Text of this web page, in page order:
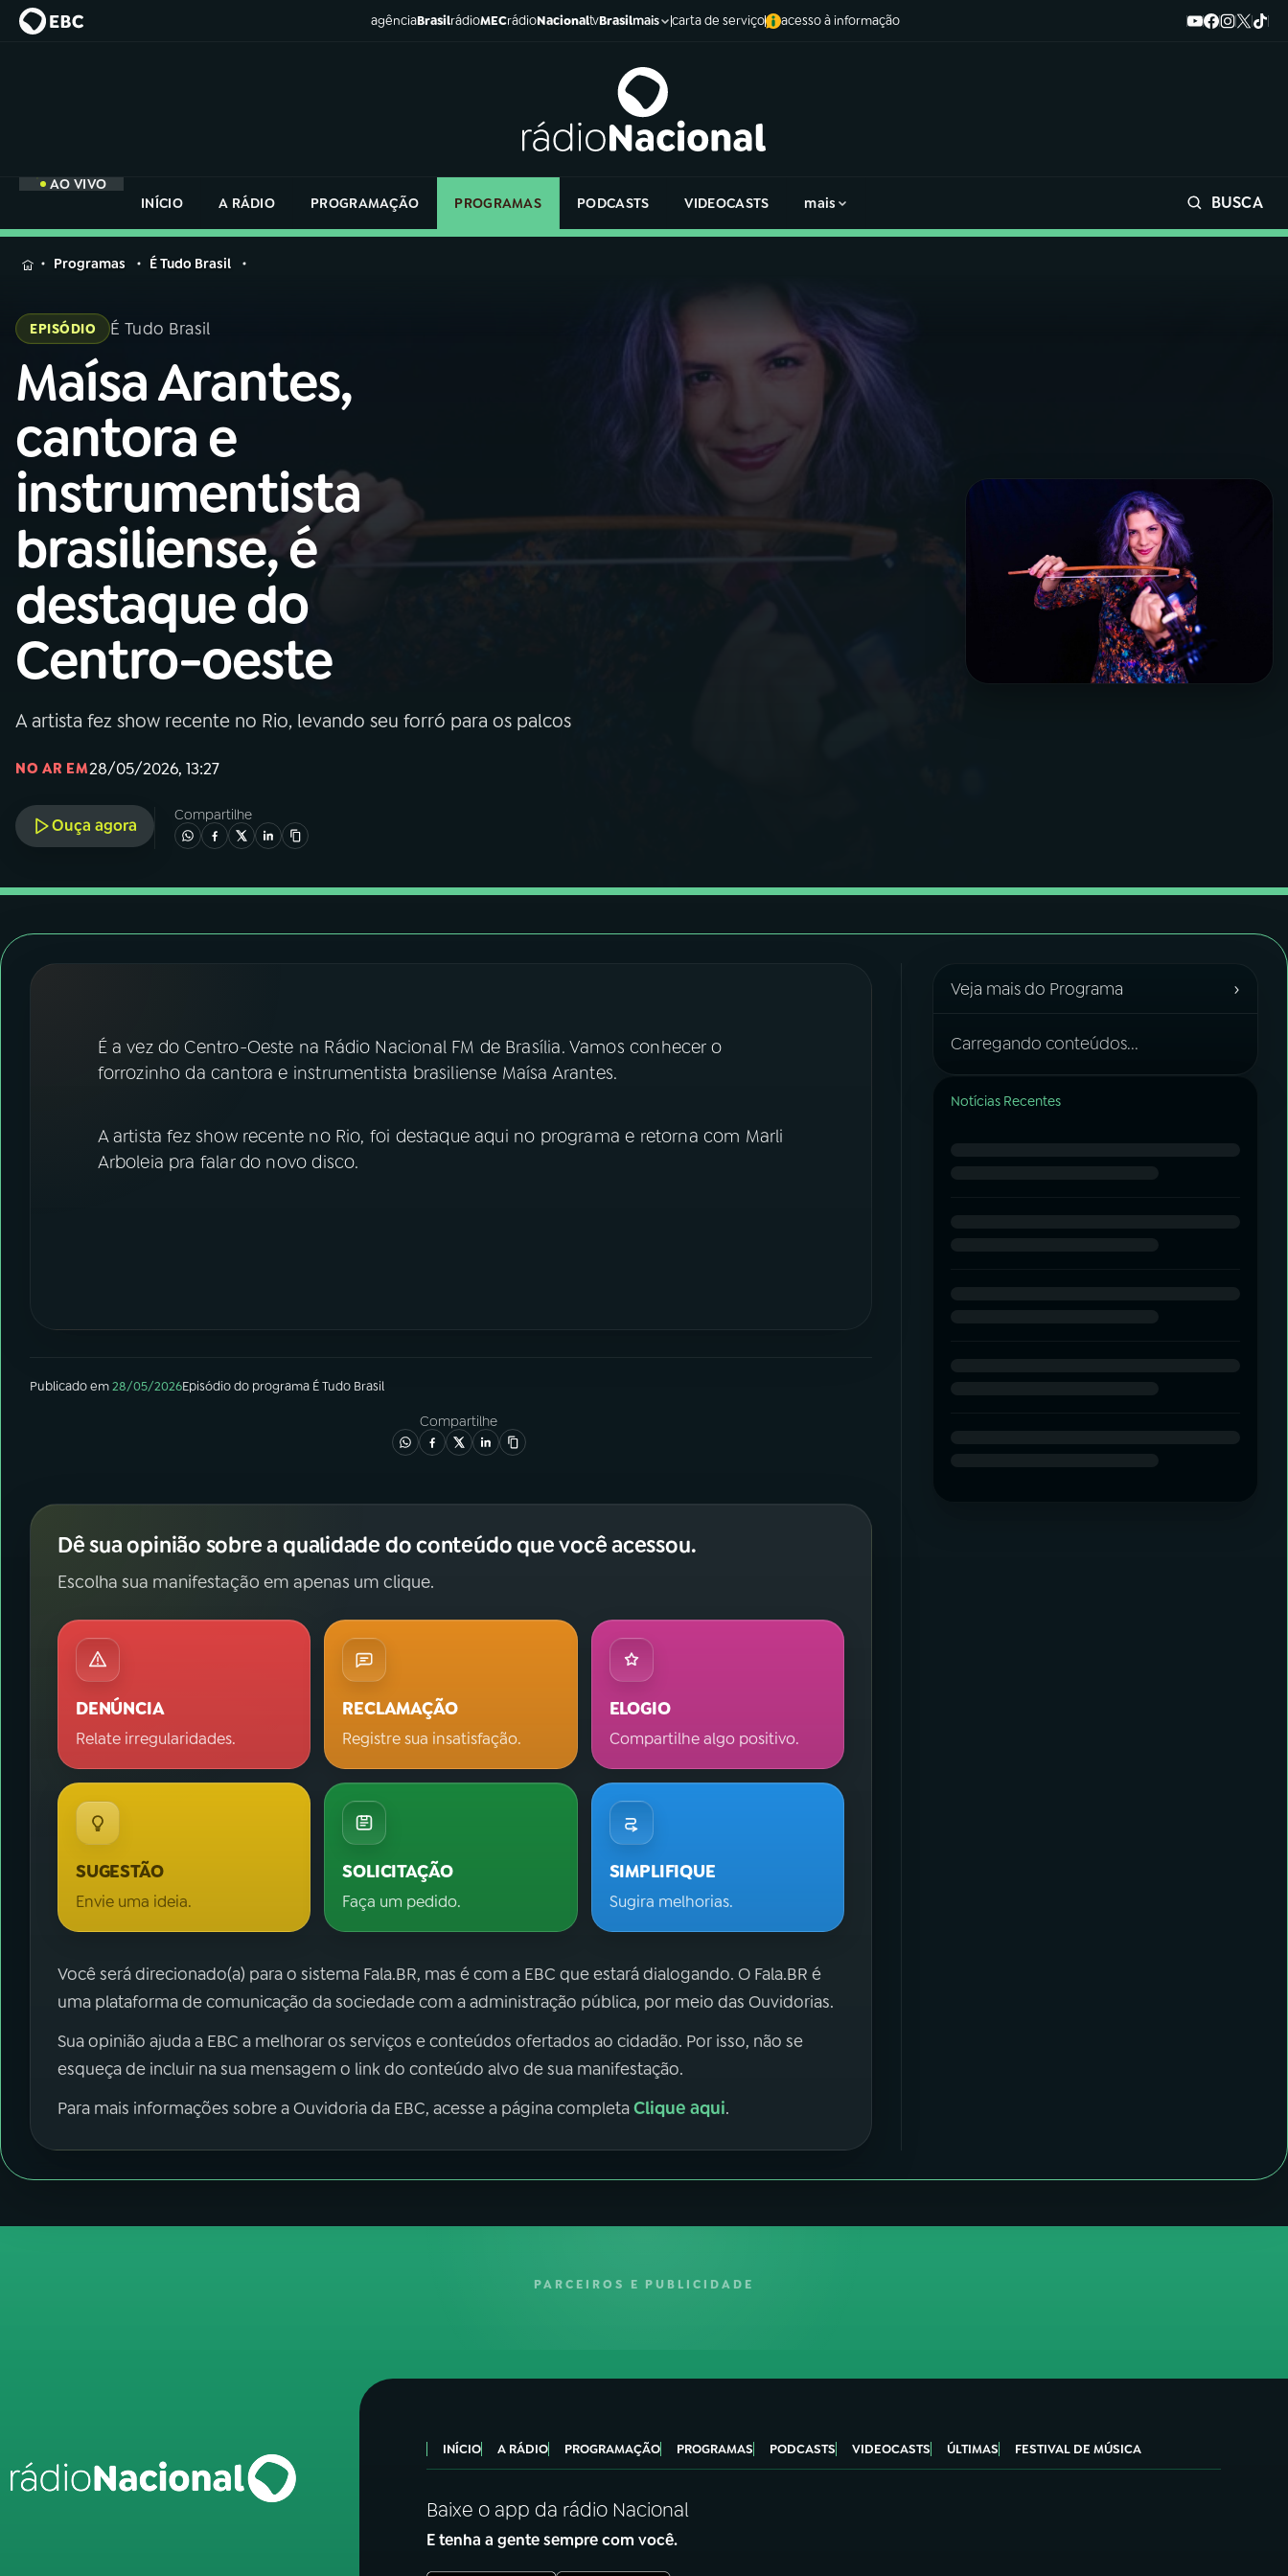
agênciaBrasilrádioMECrádioNacionaltvBrasilmais carta de serviço acesso à informação
AO VIVO
INÍCIO
A RÁDIO PROGRAMAÇÃO PROGRAMAS PODCASTS VIDEOCASTS mais BUSCA
MENU
Buscar
na
Rádio
Nacional
01INÍCIO
02A RÁDIO
03PROGRAMAÇÃO
04PROGRAMAS
Instagram X
na
Rádio
Programas É Tudo Brasil
EPISÓDIO É Tudo Brasil
Maísa Arantes,
cantora e
instrumentista
brasiliense, é
destaque do
Centro-oeste
A artista fez show recente no Rio, levando seu forró para os palcos
NO AR EM28/05/2026, 13:27
Ouça agora
Compartilhe
É a vez do Centro-Oeste na Rádio Nacional FM de Brasília. Vamos conhecer o
forrozinho da cantora e instrumentista brasiliense Maísa Arantes.
A artista fez show recente no Rio, foi destaque aqui no programa e retorna com Marli
Arboleia pra falar do novo disco.
Publicado em28/05/2026Episódiodo programa É Tudo Brasil
Compartilhe
Dê sua opinião sobre a qualidade do conteúdo que você acessou.
Escolha sua manifestação em apenas um clique.
DENÚNCIA
Relate irregularidades.
RECLAMAÇÃO
Registre sua insatisfação.
ELOGIO
Compartilhe algo positivo.
SUGESTÃO
Envie uma ideia.
SOLICITAÇÃO
Faça um pedido.
SIMPLIFIQUE
Sugira melhorias.
Você será direcionado(a) para o sistema Fala.BR, mas é com a EBC que estará dialogando. O Fala.BR é
uma plataforma de comunicação da sociedade com a administração pública, por meio das Ouvidorias.
Sua opinião ajuda a EBC a melhorar os serviços e conteúdos ofertados ao cidadão. Por isso, não se
esqueça de incluir na sua mensagem o link do conteúdo alvo de sua manifestação.
Para mais informações sobre a Ouvidoria da EBC, acesse a página completaClique aqui.
Veja mais do Programa ›
Carregando conteúdos...
Notícias Recentes
PARCEIROS E PUBLICIDADE
INÍCIO A RÁDIO PROGRAMAÇÃO PROGRAMAS PODCASTS VIDEOCASTS ÚLTIMAS FESTIVAL DE MÚSICA
Baixe o app da rádio Nacional
E tenha a gente sempre com você.